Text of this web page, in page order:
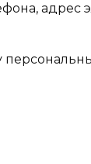
адрес